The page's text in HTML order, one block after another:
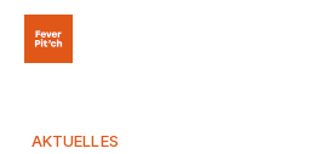
AKTUELLES